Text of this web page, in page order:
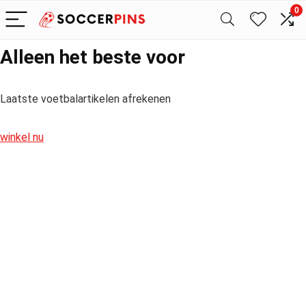
0
Alleen het beste voor
Laatste voetbalartikelen afrekenen
winkel nu